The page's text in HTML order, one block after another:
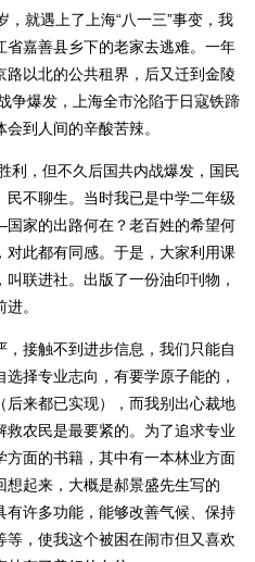
就遇上了上海“八一三”事变，我
嘉善县乡下的老家去逃难。一年
以北的公共租界，后又迁到金陵
争爆发，上海全市沦陷于日寇铁蹄
到人间的辛酸苦辣。
利，但不久后国共内战爆发，国民
不聊生。当时我已是中学二年级
家的出路何在？老百姓的希望何
此都有同感。于是，大家利用课
联进社。出版了一份油印刊物，
。
接触不到进步信息，我们只能自
择专业志向，有要学原子能的，
来都已实现），而我别出心裁地
农民是最要紧的。为了追求专业
面的书籍，其中有一本林业方面
起来，大概是郝景盛先生写的
有许多功能，能够改善气候、保持
，使我这个被困在闹市但又喜欢